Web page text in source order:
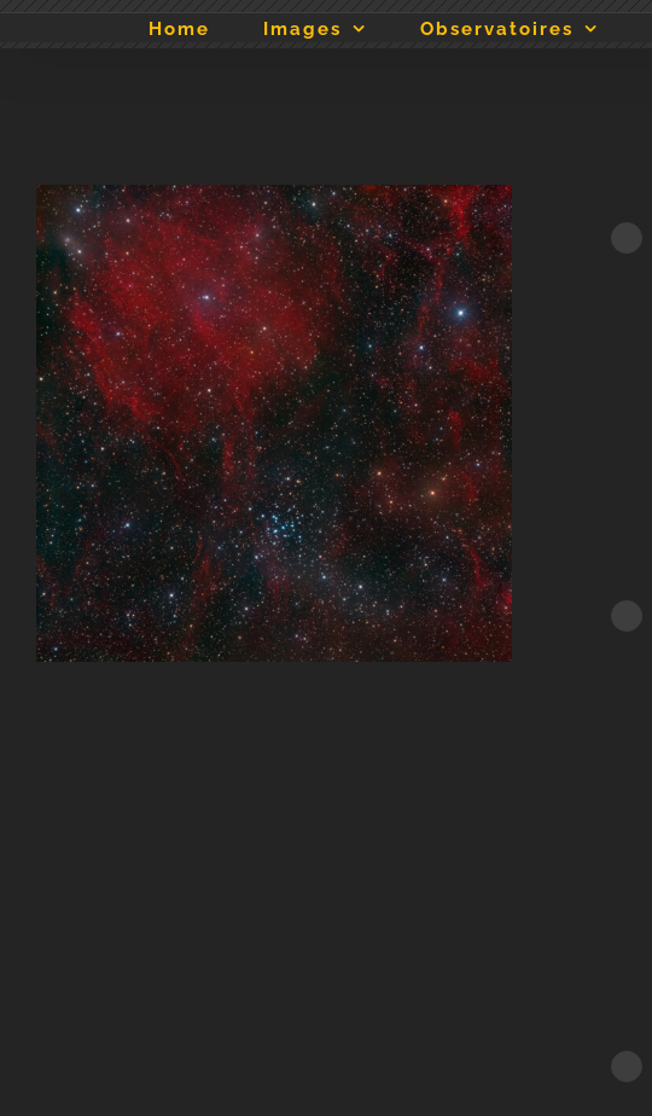
Home Images Observatoires